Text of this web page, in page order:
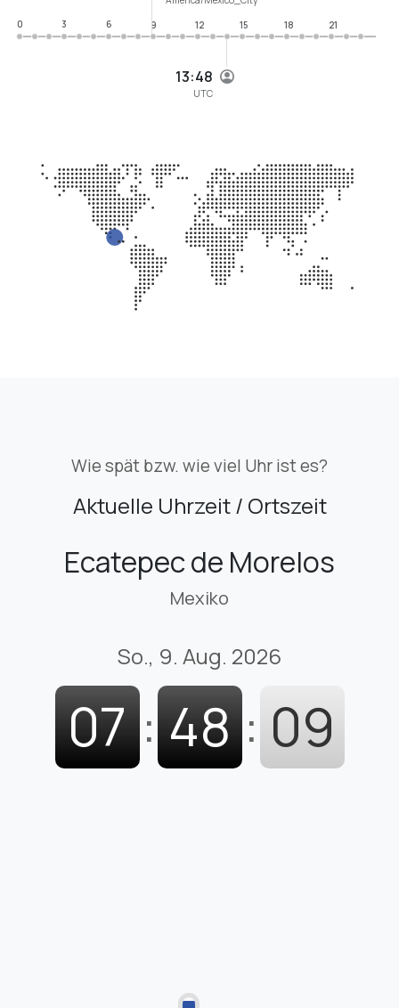
13:48
UTC
0
3 6 9 12 15 18 21
Wie spät bzw. wie viel Uhr ist es?
Aktuelle Uhrzeit / Ortszeit
Ecatepec de Morelos
Mexiko
So., 9. Aug. 2026
07 : 48 : 10